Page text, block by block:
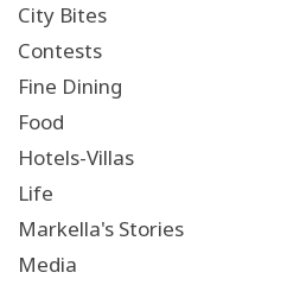
City Bites
Contests
Fine Dining
Food
Hotels-Villas
Life
Markella's Stories
Media